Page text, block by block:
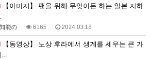
能の 6165 2024.03.18